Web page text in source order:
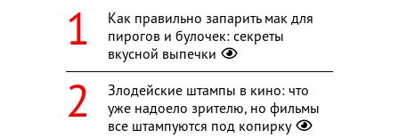
Как правильно запарить мак для
пирогов и булочек: секреты
вкусной выпечки
Злодейские штампы в кино: что
уже надоело зрителю, но фильмы
все штампуются под копирку